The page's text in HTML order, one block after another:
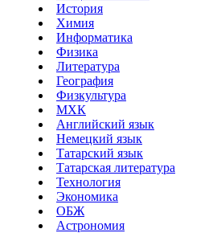
История
Химия
Информатика
Физика
Литература
География
Физкультура
МХК
Английский язык
Немецкий язык
Татарский язык
Татарская литература
Технология
Экономика
ОБЖ
Астрономия